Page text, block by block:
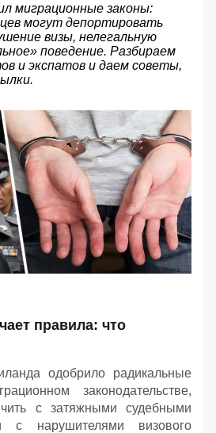
миграционные законы:
могут депортировать
визы, нелегальную
поведение. Разбираем
и экспатов и даем советы,
правила: что
одобрило радикальные
законодательстве,
с затяжными судебными
с нарушителями визового